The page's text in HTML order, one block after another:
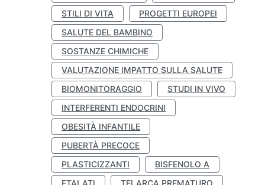
STILI DI VITA
PROGETTI EUROPEI
SALUTE DEL BAMBINO
SOSTANZE CHIMICHE
VALUTAZIONE IMPATTO SULLA SALUTE
BIOMONITORAGGIO
STUDI IN VIVO
INTERFERENTI ENDOCRINI
OBESITÀ INFANTILE
PUBERTÀ PRECOCE
PLASTICIZZANTI
BISFENOLO A
FTALATI
TELARCA PREMATURO